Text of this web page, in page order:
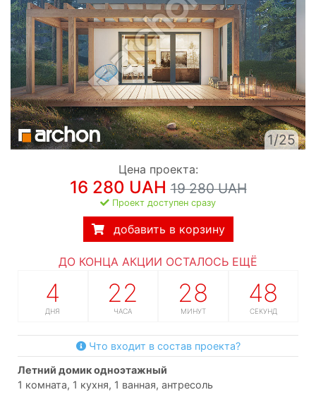
1/25
Цена проекта:
16 280 UAH19 280 UAH
Проект доступен сразу
добавить в корзину
ДО КОНЦА АКЦИИ ОСТАЛОСЬ ЕЩЁ
4
ДНЯ
22
ЧАСА
28
МИНУТ
47
СЕКУНД
Что входит в состав проекта?
летний домик одноэтажный
1 комната, 1 кухня, 1 ванная, антресоль